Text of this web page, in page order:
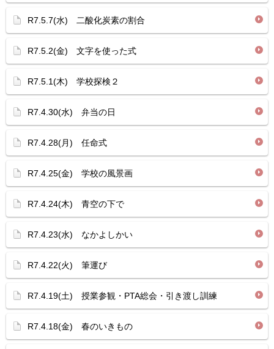
R7.5.7(水) 二酸化炭素の割合
R7.5.2(金) 文字を使った式
R7.5.1(木) 学校探検２
R7.4.30(水) 弁当の日
R7.4.28(月) 任命式
R7.4.25(金) 学校の風景画
R7.4.24(木) 青空の下で
R7.4.23(水) なかよしかい
R7.4.22(火) 筆運び
R7.4.19(土) 授業参観・PTA総会・引き渡し訓練
R7.4.18(金) 春のいきもの